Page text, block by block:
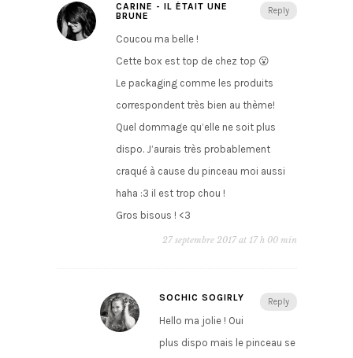
Reply
CARINE - IL ÉTAIT UNE
BRUNE
Coucou ma belle !
Cette box est top de chez top 😮
Le packaging comme les produits
correspondent très bien au thème!
Quel dommage qu’elle ne soit plus
dispo. J’aurais très probablement
craqué à cause du pinceau moi aussi
haha :3 il est trop chou !
Gros bisous ! <3
27 septembre 2017 at 17 h 00 min
Reply
SOCHIC SOGIRLY
Hello ma jolie ! Oui
plus dispo mais le pinceau se